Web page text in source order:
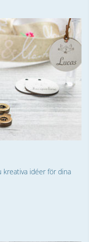
idéer för dina